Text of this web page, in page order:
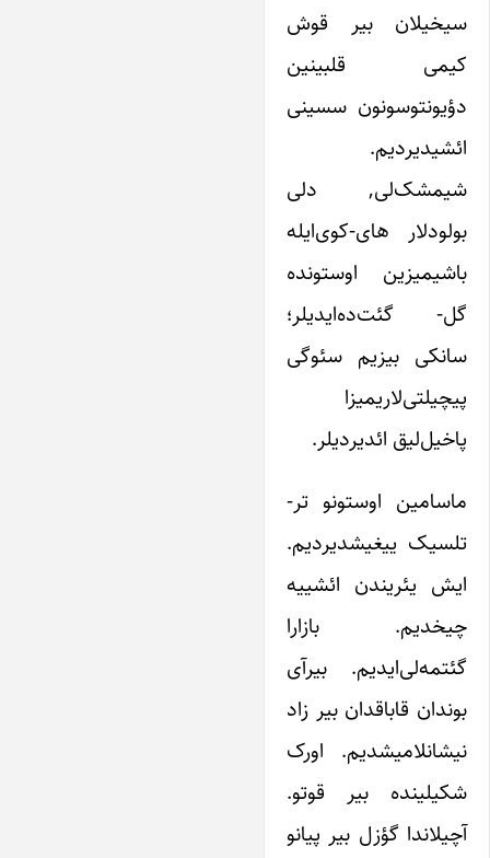
سیخیلان بیر قوش
کیمی قلبینین
دؤیونتوسونون سسینی
ائشیدیردیم.
شیمشک‌لی, دلی
بولودلار های‌-کوی‌ایله
باشیمیزین اوستونده
گل- ‌‌گئت‌ده‌‌ایدیلر؛
سانکی بیزیم سئوگی
پیچیلتی‌لاریمیزا
پاخیل‌لیق ائدیردیلر.
ماسامین اوستونو تر-
تلسیک ییغیشدیردیم.
ایش یئریندن ائشییه
چیخدیم. بازارا
گئتمه‌لی‌‌ایدیم. بیرآی
بوندان قاباقدان بیر زاد
نیشانلامیشدیم. اورک
شکیلینده بیر قوتو.
آچیلاندا گؤزل بیر پیانو